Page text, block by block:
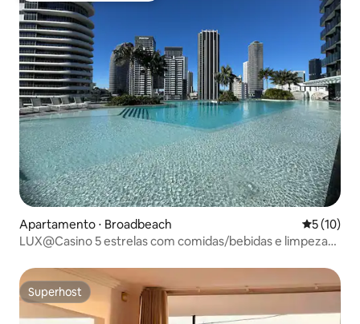
Apartamento ⋅ Broadbeach 5 de uma
5 (10)
LUX@Casino 5 estrelas com comidas/bebidas e limpeza
Superhost
Superhost